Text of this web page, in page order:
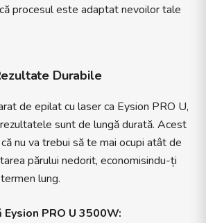
procesul este adaptat nevoilor tale
Durabile
de epilat cu laser ca Eysion PRO U,
sunt de lungă durată. Acest
nu va trebui să te mai ocupi atât de
părului nedorit, economisindu-ți
lung.
PRO U 3500W: